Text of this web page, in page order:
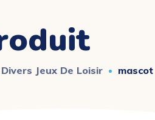
Divers Jeux De Loisir mascot